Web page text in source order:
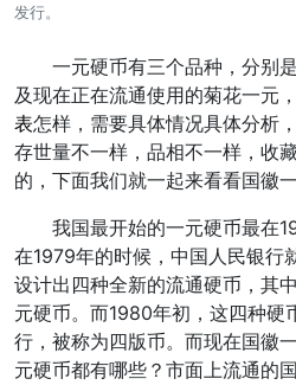
发行。
一元硬币有三个品种，分别是
及现在正在流通使用的菊花一元
表怎样，需要具体情况具体分析
存世量不一样，品相不一样，收
的，下面我们就一起来看看国徽
我国最开始的一元硬币最在
在1979年的时候，中国人民银行
设计出四种全新的流通硬币，其
元硬币。而1980年初，这四种硬
行，被称为四版币。而现在国徽
元硬币都有哪些？市面上流通的